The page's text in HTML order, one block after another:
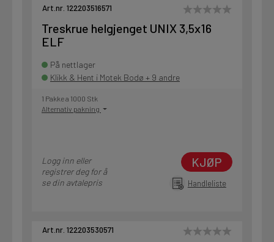
Art.nr. 122203516571
Treskrue helgjenget UNIX 3,5x16
ELF
På nettlager
Klikk & Hent i Motek Bodø + 9 andre
1 Pakke a 1000 Stk
Alternativ pakning
Logg inn eller
registrer deg for å
se din avtalepris
KJØP
Handleliste
Art.nr. 122203530571